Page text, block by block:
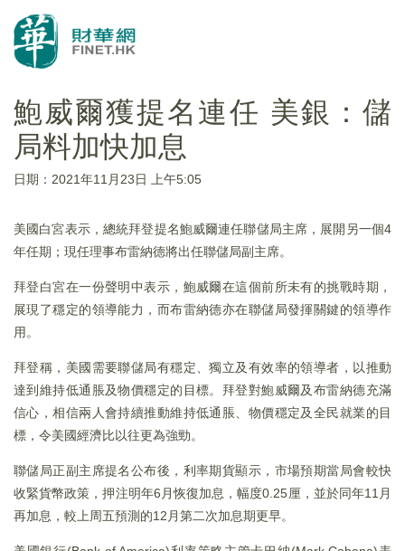
鮑威爾獲提名連任 美銀：儲
局料加快加息
日期：2021年11月23日 上午5:05
美國白宮表示，總統拜登提名鮑威爾連任聯儲局主席，展開另一個4
年任期；現任理事布雷納德將出任聯儲局副主席。
拜登白宮在一份聲明中表示，鮑威爾在這個前所未有的挑戰時期，
展現了穩定的領導能力，而布雷納德亦在聯儲局發揮關鍵的領導作
用。
拜登稱，美國需要聯儲局有穩定、獨立及有效率的領導者，以推動
達到維持低通脹及物價穩定的目標。拜登對鮑威爾及布雷納德充滿
信心，相信兩人會持續推動維持低通脹、物價穩定及全民就業的目
標，令美國經濟比以往更為強勁。
聯儲局正副主席提名公布後，利率期貨顯示，市場預期當局會較快
收緊貨幣政策，押注明年6月恢復加息，幅度0.25厘，並於同年11月
再加息，較上周五預測的12月第二次加息期更早。